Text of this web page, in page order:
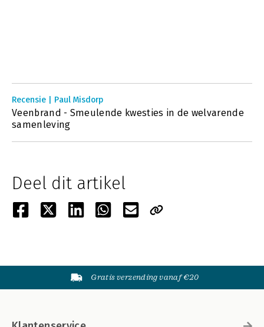
Recensie | Paul Misdorp
Veenbrand - Smeulende kwesties in de welvarende
samenleving
Deel dit artikel
Gratis verzending vanaf €20